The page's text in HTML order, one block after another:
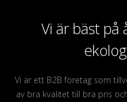
Vi är bäst på
Vi är ett B2B företag som
av bra kvalitet till bra pris